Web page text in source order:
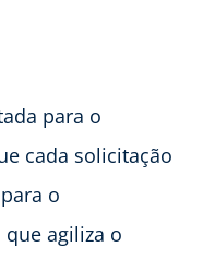
para o
cada solicitação
o
agiliza o